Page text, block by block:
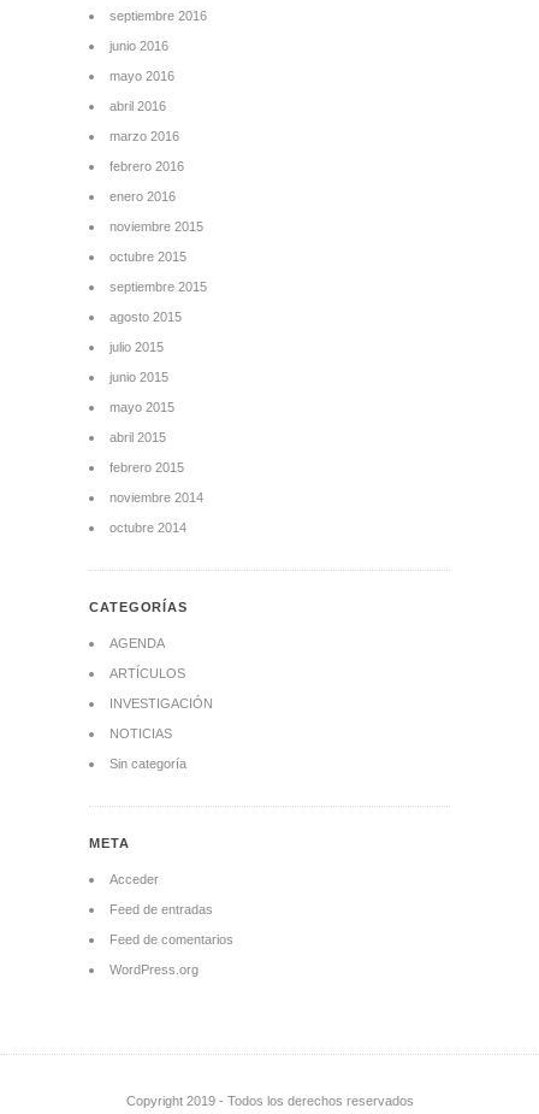
septiembre 2016
junio 2016
mayo 2016
abril 2016
marzo 2016
febrero 2016
enero 2016
noviembre 2015
octubre 2015
septiembre 2015
agosto 2015
julio 2015
junio 2015
mayo 2015
abril 2015
febrero 2015
noviembre 2014
octubre 2014
CATEGORÍAS
AGENDA
ARTÍCULOS
INVESTIGACIÓN
NOTICIAS
Sin categoría
META
Acceder
Feed de entradas
Feed de comentarios
WordPress.org
Copyright 2019 - Todos los derechos reservados